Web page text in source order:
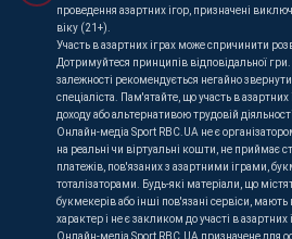
проведення азартних ігор, призначені
віку (21+).
Участь в азартних іграх може спричинити
Дотримуйтеся принципів відповідальної
залежності рекомендується негайно
спеціаліста. Пам'ятайте, що участь в
доходу або альтернативою трудовій діяльності.
Онлайн-медіа Sport RBC.UA не є
на реальні чи віртуальні кошти, не приймає
платежів, пов'язаних з азартними іграми,
тоталізаторами. Будь-які матеріали, що
букмекерів або інші пов'язані сервіси,
характер і не є закликом до участі в азартних
Онлайн-медіа Sport RBC.UA призначене для